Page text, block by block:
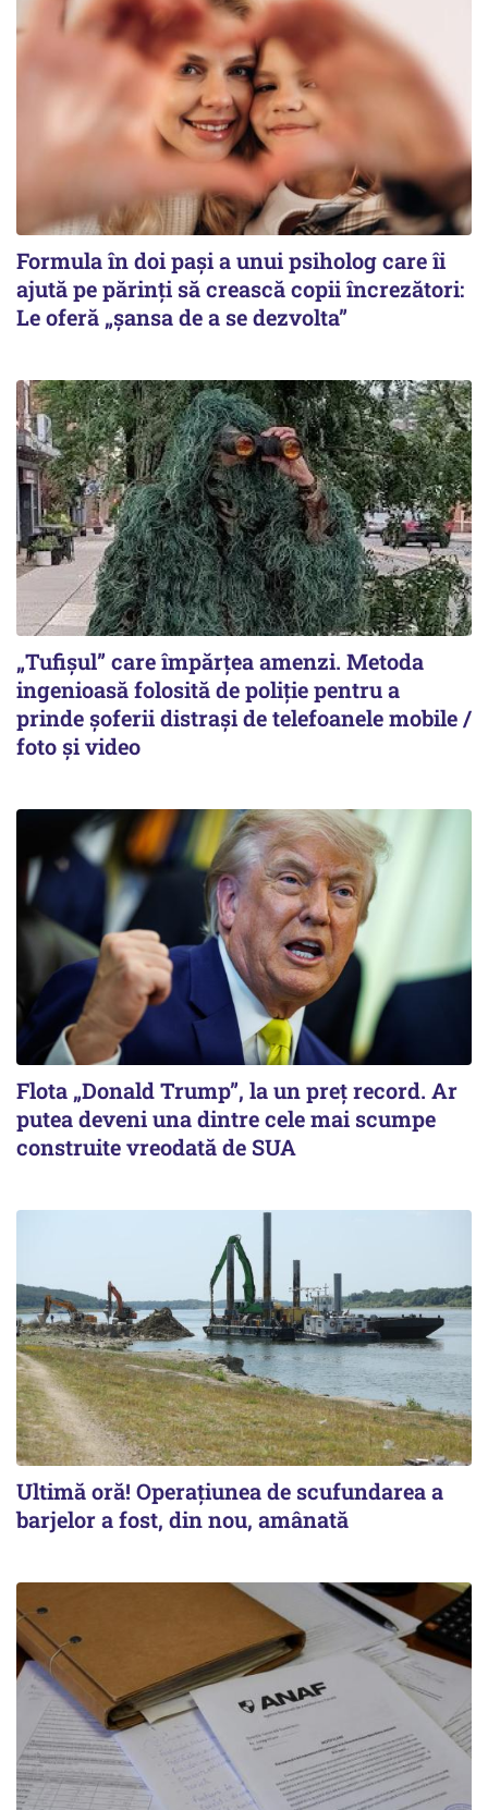
Formula în doi pași a unui psiholog care îi
ajută pe părinți să crească copii încrezători:
Le oferă „șansa de a se dezvolta”
„Tufișul” care împărțea amenzi. Metoda
ingenioasă folosită de poliție pentru a
prinde șoferii distrași de telefoanele mobile /
foto și video
Flota „Donald Trump”, la un preț record. Ar
putea deveni una dintre cele mai scumpe
construite vreodată de SUA
Ultimă oră! Operațiunea de scufundarea a
barjelor a fost, din nou, amânată